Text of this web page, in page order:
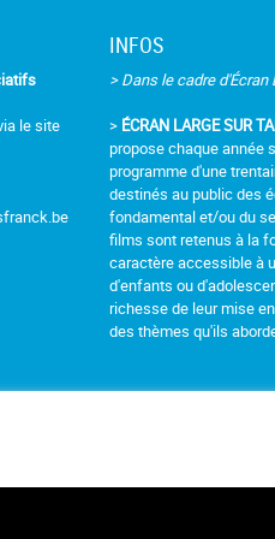
le site
INFOS
> Dans le cadre d'Écran
> ÉCRAN LARGE SUR
propose chaque année
programme d'une
destinés au public des
fondamental et/ou du
films sont retenus à la
caractère accessible à
d'enfants ou
richesse de leur mise
des thèmes qu'ils